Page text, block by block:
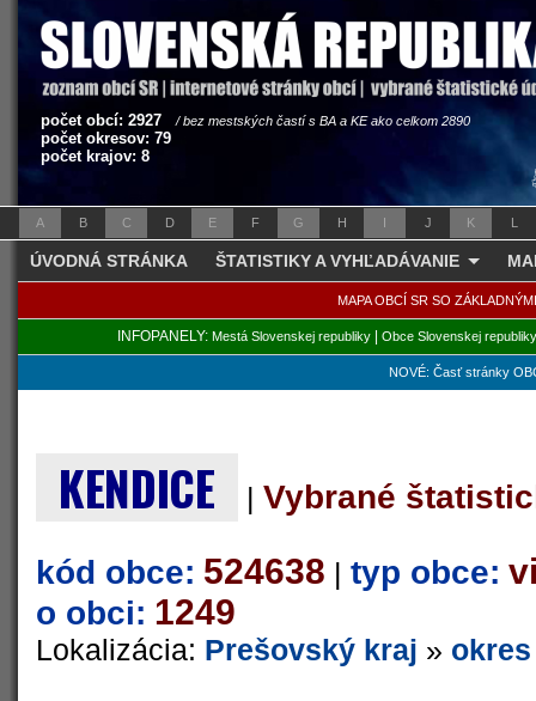
počet obcí: 2927 / bez mestských častí s BA a KE ako celkom 2890
počet okresov: 79
počet krajov: 8
A B C D E F G H I J K L
ÚVODNÁ STRÁNKA ŠTATISTIKY A VYHĽADÁVANIE
MAPA OBCÍ SR SO
INFOPANELY: Mestá Slovenskej republiky| Obce Slovenskej republiky
NOVÉ: Časť stránky
KENDICE | Vybrané
kód obce: 524638 | typ obce:
o obci: 1249
Lokalizácia: Prešovský kraj »